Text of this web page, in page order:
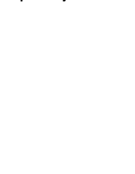
rata za 2026.